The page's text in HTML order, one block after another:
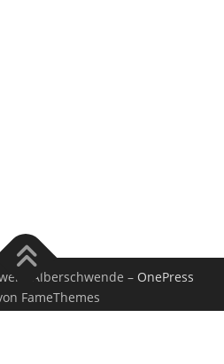
Alberschwende – OnePress
FameThemes